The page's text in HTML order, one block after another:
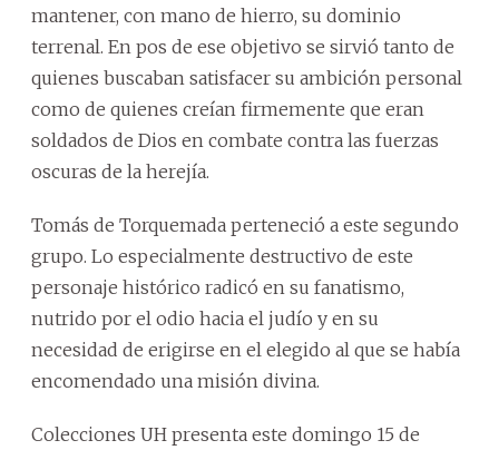
mantener, con mano de hierro, su dominio
terrenal. En pos de ese objetivo se sirvió tanto de
quienes buscaban satisfacer su ambición personal
como de quienes creían firmemente que eran
soldados de Dios en combate contra las fuerzas
oscuras de la herejía.
Tomás de Torquemada perteneció a este segundo
grupo. Lo especialmente destructivo de este
personaje histórico radicó en su fanatismo,
nutrido por el odio hacia el judío y en su
necesidad de erigirse en el elegido al que se había
encomendado una misión divina.
Colecciones UH presenta este domingo 15 de